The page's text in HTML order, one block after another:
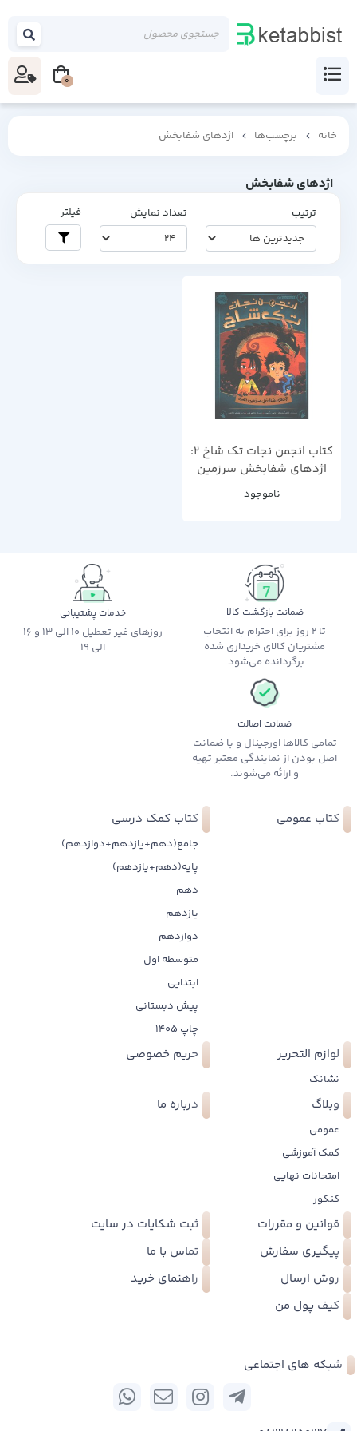
خانه برچسب‌ها اژدهای شفابخش
اژدهای شفابخش
ترتیب تعداد نمایش فیلتر
کتاب انجمن نجات تک شاخ 2:
اژدهای شفابخش سرزمین
باسک اثر ادام گیدویتز ، جسی
کیسی
ناموجود
ضمانت بازگشت کالا
تا 2 روز برای احترام به انتخاب
مشتریان کالای خریداری شده
برگردانده می‌شود.
خدمات پشتیبانی
روزهای غیر تعطیل 10 الی 13 و 16
الی 19
ضمانت اصالت
تمامی کالاها اورجینال و با ضمانت
اصل بودن از نمایندگی معتبر تهیه
و ارائه می‌شوند.
کتاب عمومی کتاب کمک درسی
جامع(دهم+یازدهم+دوازدهم)
پایه(دهم+یازدهم)
دهم
یازدهم
دوازدهم
متوسطه اول
ابتدایی
پیش دبستانی
چاپ 1405
لوازم التحریر
نشانک
حریم خصوصی
وبلاگ
عمومی
کمک آموزشی
امتحانات نهایی
کنکور
درباره ما
قوانین و مقررات
ثبت شکایات در سایت
پیگیری سفارش
تماس با ما
روش ارسال
راهنمای خرید
کیف پول من
شبکه های اجتماعی
0